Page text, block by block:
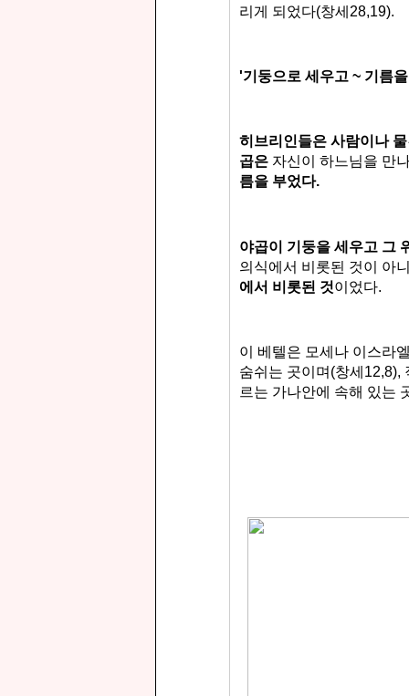
리게 되었다(창세28,19).
'기둥으로 세우고 ~ 기름
히브리인들은 사람이나
곱은 자신이 하느님을 만
름을 부었다.
야곱이 기둥을 세우고 그
의식에서 비롯된 것이 아
에서 비롯된 것이었다.
이 베텔은 모세나 이스라
숨쉬는 곳이며(창세12,8),
르는 가나안에 속해 있는